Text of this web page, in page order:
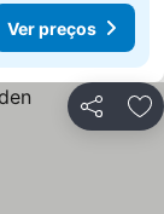
Ver preços
Partilhar